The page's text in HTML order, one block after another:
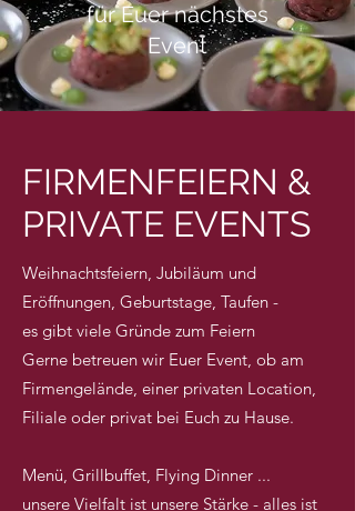
für Euer nächstes
Event
FIRMENFEIERN &
PRIVATE EVENTS
Weihnachtsfeiern, Jubiläum und
Eröffnungen, Geburtstage, Taufen -
es gibt viele Gründe zum Feiern
Gerne betreuen wir Euer Event, ob am
Firmengelände, einer privaten Location,
Filiale oder privat bei Euch zu Hause.
Menü, Grillbuffet, Flying Dinner ...
unsere Vielfalt ist unsere Stärke - alles ist